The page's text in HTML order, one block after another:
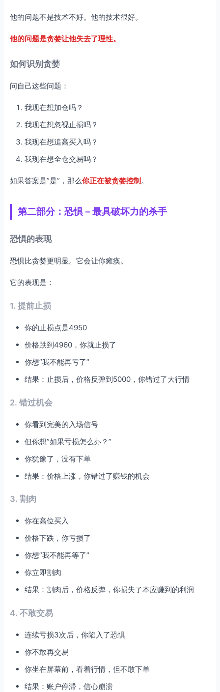
他的问题不是技术不好。他的技术很好。
他的问题是贪婪让他失去了理性。
如何识别贪婪
问自己这些问题：
我现在想加仓吗？
我现在想忽视止损吗？
我现在想追高买入吗？
我现在想全仓交易吗？
如果答案是”是”，那么你正在被贪婪控制 。
第二部分：恐惧 – 最具破坏力的杀手
恐惧的表现
恐惧比贪婪更明显。它会让你瘫痪。
它的表现是：
1. 提前止损
你的止损点是4950
价格跌到4960，你就止损了
你想”我不能再亏了”
结果：止损后，价格反弹到5000，你错过了大行情
2. 错过机会
你看到完美的入场信号
但你想”如果亏损怎么办？”
你犹豫了，没有下单
结果：价格上涨，你错过了赚钱的机会
3. 割肉
你在高位买入
价格下跌，你亏损了
你想”我不能再等了”
你立即割肉
结果：割肉后，价格反弹，你损失了本应赚到的利润
4. 不敢交易
连续亏损3次后，你陷入了恐惧
你不敢再交易
你坐在屏幕前，看着行情，但不敢下单
结果：账户停滞，信心崩溃